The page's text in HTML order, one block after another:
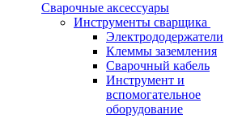
Сварочные аксессуары
Инструменты сварщика
Электрододержатели
Клеммы заземления
Сварочный кабель
Инструмент и
вспомогательное
оборудование